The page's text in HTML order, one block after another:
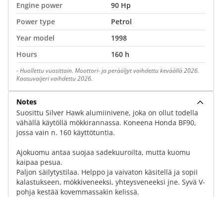
Engine power
90 Hp
Power type
Petrol
Year model
1998
Hours
160 h
-Huollettu vuosittain. Moottori- ja peräöljyt vaihdettu keväällä 2026.
Kaasuvaijeri vaihdettu 2026.
Notes
Suosittu Silver Hawk alumiinivene, joka on ollut todella
vähällä käytöllä mökkirannassa. Koneena Honda BF90,
jossa vain n. 160 käyttötuntia.
Ajokuomu antaa suojaa sadekuuroilta, mutta kuomu
kaipaa pesua.
Paljon säilytystilaa. Helppo ja vaivaton käsitellä ja sopii
kalastukseen, mökkiveneeksi, yhteysveneeksi jne. Syvä V-
pohja kestää kovemmassakin kelissä.